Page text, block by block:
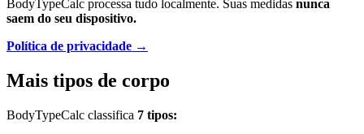
BodyTypeCalc processa tudo localmente. Suas medidas nunca
saem do seu dispositivo.
Política de privacidade →
Mais tipos de corpo
BodyTypeCalc classifica 7 tipos: